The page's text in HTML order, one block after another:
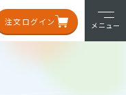
注文ログイン メニュー